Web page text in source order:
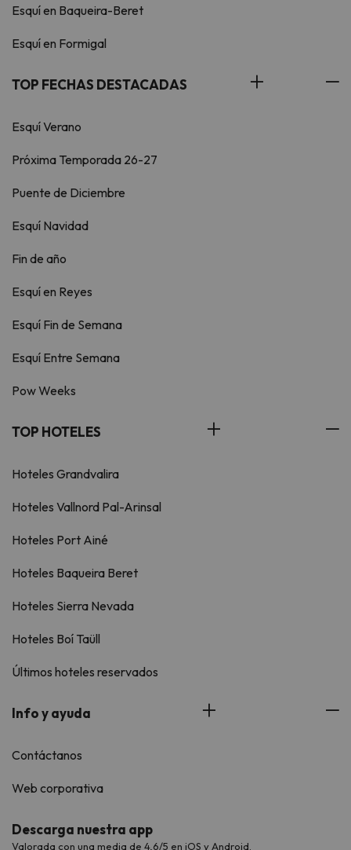
Esquí en Baqueira-Beret
Esquí en Formigal
TOP FECHAS DESTACADAS
Esquí Verano
Próxima Temporada 26-27
Puente de Diciembre
Esquí Navidad
Fin de año
Esquí en Reyes
Esquí Fin de Semana
Esquí Entre Semana
Pow Weeks
TOP HOTELES
Hoteles Grandvalira
Hoteles Vallnord Pal-Arinsal
Hoteles Port Ainé
Hoteles Baqueira Beret
Hoteles Sierra Nevada
Hoteles Boí Taüll
Últimos hoteles reservados
Info y ayuda
Contáctanos
Web corporativa
Descarga nuestra app
Valorada con una media de 4,6/5 en iOS y Android.